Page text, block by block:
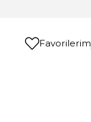
Favorilerim